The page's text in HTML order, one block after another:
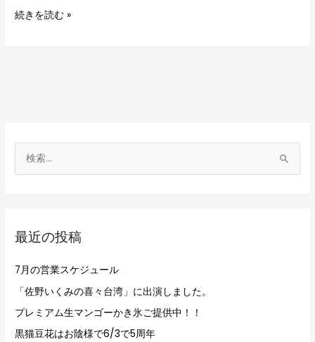
続きを読む »
索
:最近の投稿
7月の営業スケジュール
「佐野いくみの喜々台湾」に出演しました。
プレミアム生マンゴーかき氷ご提供中！！
黒猫豆花はお陰様で6/3で5周年